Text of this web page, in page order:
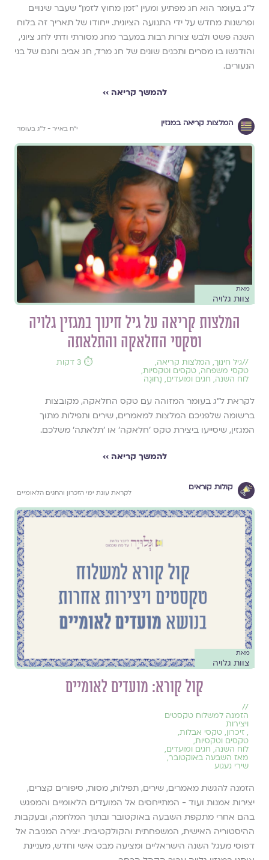
ל"ג בעומר הוא חג מפתיע ומעין "זמן מחוץ לזמן" שעבר שינויים
ופרשנות מחדש על ידי התנועה הציונית. ייחודו של תאריך זה בלוח
השנה פשט ולבש צורות רבות במעבר מחג מסורתי ודתי לחג ציוני,
והודגשו בו מסרים ותכנים שונים של חג מרד, חג אביב וחגם של בני
הנעורים.
להמשך קריאה ››
המלצות קריאה במגזין
י״ח באייר - ל״ג בעומר
מאת
צוות גלויה
המלצות קריאה על גיל חינוך במגזין גלויה
וטקסי החלאקה והתלאתה
//גיל חינוך, המלצות קריאה,
טקסי משפחה, טקסים וטקסיות,
לוח השנה, חגים ומועדים, נָחוּגָה
⏱️ 3 דקות
לקראת ל"ג בעומר המזוהה עם טקס החלאקה, מקובצות
ברשומה שלפניכם המלצות למאמרים, שירים ותפילות מתוך
המגזין, שיסייעו ביצירת טקס 'חלאקה' או 'תלאתה' משלכם.
להמשך קריאה ››
קולות קוראים
לקראת עונת ימי הזכרון והחגים הלאומיים
מאת
צוות גלויה
קול קורא: מועדים לאומיים
//
הזמנה למשלוח טקסטים
ויצירות
, זיכרון, טקסי אבלות,
טקסים וטקסיות,
לוח השנה, חגים ומועדים,
מאז השבעה באוקטובר,
שירי געגוע
הזמנה להגשת מאמרים, שירים, תפילות, מסות, סיפורים קצרים,
יצירות אמנות ועוד - המתייחסים אל המועדים הלאומיים והמפגש
בהם אחרי מתקפת השבעה באוקטובר ובתוך המלחמה, ובעקבות
ההיסטוריה האישית, המשפחתית והקולקטיבית. יצירה המגיבה אל
דפוסי מעגל השנה הישראליים ומציעה מבט אישי וחדש, מעניינת